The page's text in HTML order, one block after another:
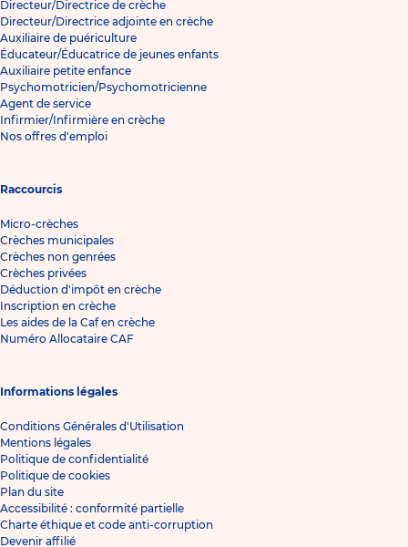
Directeur/Directrice de crèche
Directeur/Directrice adjointe en crèche
Auxiliaire de puériculture
Éducateur/Éducatrice de jeunes enfants
Auxiliaire petite enfance
Psychomotricien/Psychomotricienne
Agent de service
Infirmier/Infirmière en crèche
Nos offres d'emploi
Raccourcis
Micro-crèches
Crèches municipales
Crèches non genrées
Crèches privées
Déduction d'impôt en crèche
Inscription en crèche
Les aides de la Caf en crèche
Numéro Allocataire CAF
Informations légales
Conditions Générales d'Utilisation
Mentions légales
Politique de confidentialité
Politique de cookies
Plan du site
Accessibilité : conformité partielle
Charte éthique et code anti-corruption
Devenir affilié